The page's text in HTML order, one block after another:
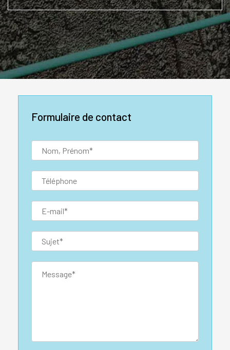
Formulaire de contact